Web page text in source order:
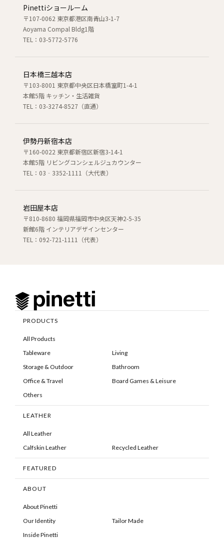
Pinettiショールーム
〒107-0062 東京都港区南青山3-1-7
Aoyama Compal Bldg1階
TEL：03-5772-5776
日本橋三越本店
〒103-8001 東京都中央区日本橋室町1-4-1
本館5階 キッチン・生活雑貨
TEL：03-3274-8527（直通）
伊勢丹新宿本店
〒160-0022 東京都新宿区新宿3-14-1
本館5階 リビングコンシェルジュカウンター
TEL：03‐3352-1111（大代表）
岩田屋本店
〒810-8680 福岡県福岡市中央区天神2-5-35
新館6階 インテリアデザインセンター
TEL：092-721-1111（代表）
PRODUCTS
All Products
Tableware
Living
Storage & Outdoor
Bathroom
Office & Travel
Board Games & Leisure
Others
LEATHER
All Leather
Calfskin Leather
Recycled Leather
FEATURED
ABOUT
About Pinetti
Our Identity
Tailor Made
Inside Pinetti